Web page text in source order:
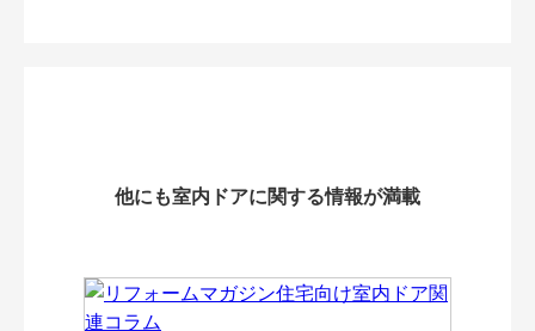
他にも室内ドアに関する情報が満載